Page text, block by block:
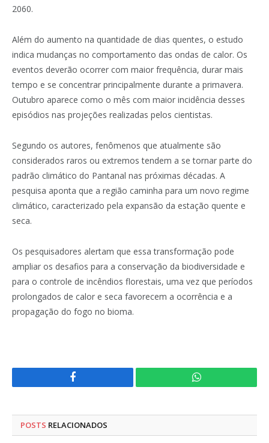
2060.
Além do aumento na quantidade de dias quentes, o estudo
indica mudanças no comportamento das ondas de calor. Os
eventos deverão ocorrer com maior frequência, durar mais
tempo e se concentrar principalmente durante a primavera.
Outubro aparece como o mês com maior incidência desses
episódios nas projeções realizadas pelos cientistas.
Segundo os autores, fenômenos que atualmente são
considerados raros ou extremos tendem a se tornar parte do
padrão climático do Pantanal nas próximas décadas. A
pesquisa aponta que a região caminha para um novo regime
climático, caracterizado pela expansão da estação quente e
seca.
Os pesquisadores alertam que essa transformação pode
ampliar os desafios para a conservação da biodiversidade e
para o controle de incêndios florestais, uma vez que períodos
prolongados de calor e seca favorecem a ocorrência e a
propagação do fogo no bioma.
Facebook WhatsApp
POSTS RELACIONADOS